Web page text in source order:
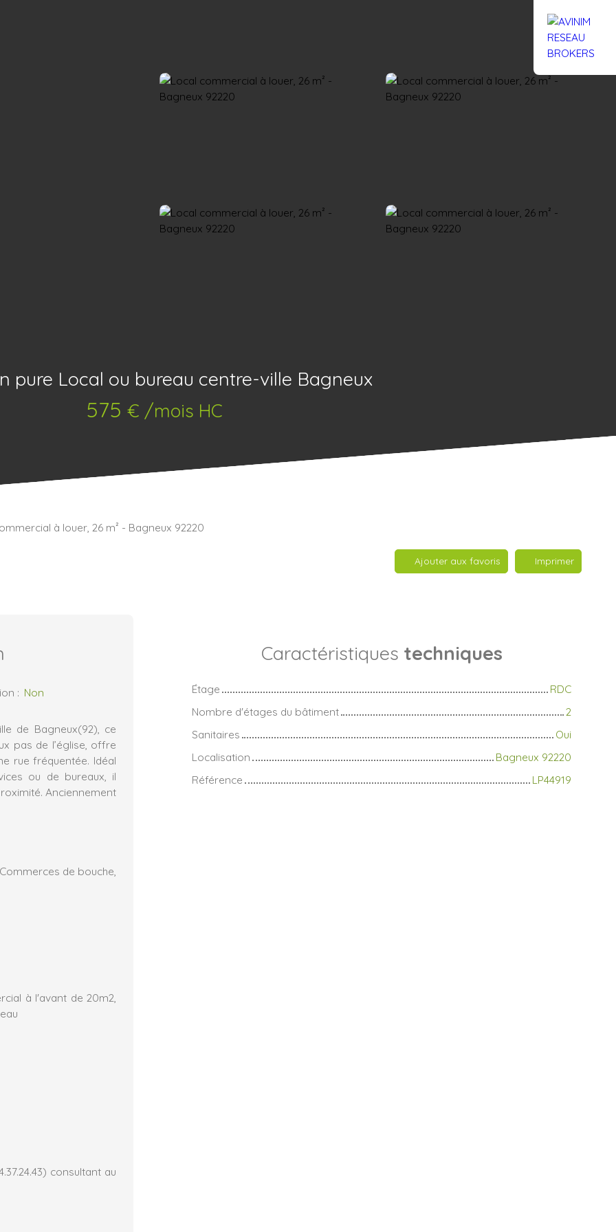
Confiez un local Trouver un Broker Rejoignez-nous Actualités Nous contacter
pure Local ou bureau centre-ville Bagneux
575 € /mois HC
à louer, 26 m² - Bagneux 92220
Ajouter aux favoris Imprimer
: Non
de Bagneux(92), ce
pas de l’église, offre
rue fréquentée. Idéal
ou de bureaux, il
Anciennement
de bouche,
à l'avant de 20m2,
consultant au
Caractéristiques techniques
Étage
RDC
Nombre d'étages du bâtiment
2
Sanitaires
Oui
Localisation
Bagneux 92220
Référence
LP44919